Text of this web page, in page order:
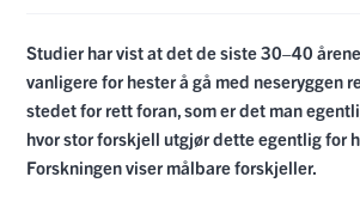
Studier har vist at det de siste 30–40
vanligere for hester å gå med neseryggen
stedet for rett foran, som er det man
hvor stor forskjell utgjør dette egentlig for
Forskningen viser målbare forskjeller.